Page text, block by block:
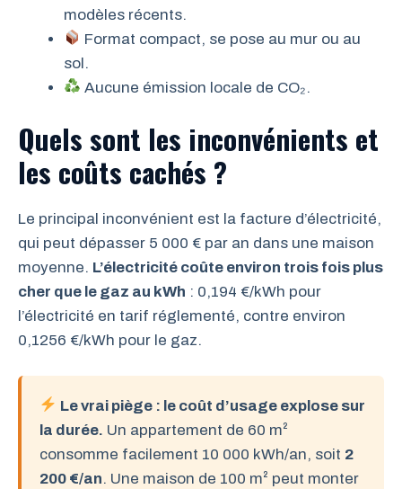
modèles récents.
Format compact, se pose au mur ou au
sol.
Aucune émission locale de CO₂.
Quels sont les inconvénients et
les coûts cachés ?
Le principal inconvénient est la facture d’électricité,
qui peut dépasser 5 000 € par an dans une maison
moyenne. L’électricité coûte environ trois fois plus
cher que le gaz au kWh : 0,194 €/kWh pour
l’électricité en tarif réglementé, contre environ
0,1256 €/kWh pour le gaz.
Le vrai piège : le coût d’usage explose sur
la durée. Un appartement de 60 m²
consomme facilement 10 000 kWh/an, soit 2
200 €/an. Une maison de 100 m² peut monter